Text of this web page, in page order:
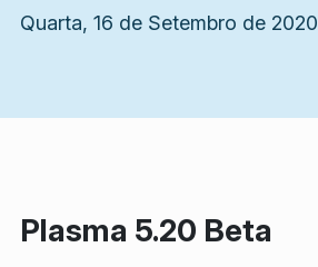
Quarta, 16 de Setembro de 2020
Plasma 5.20 Beta